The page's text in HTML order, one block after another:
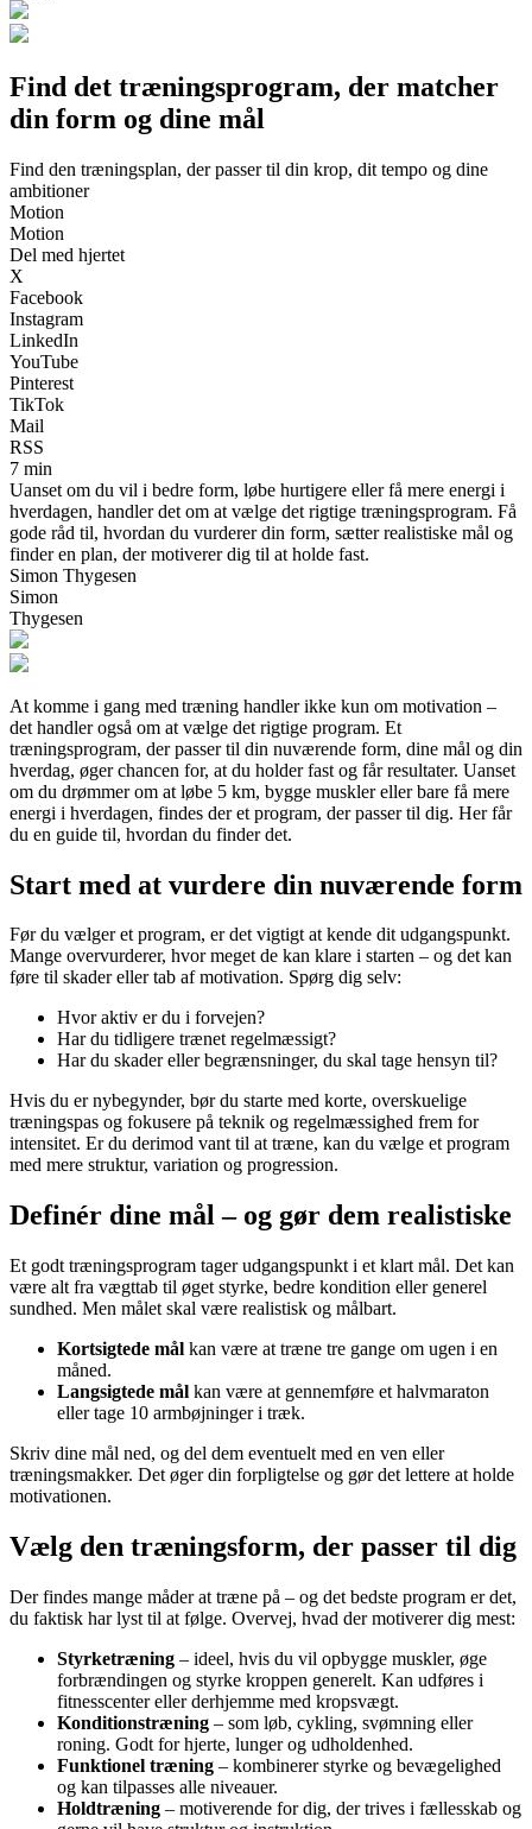
Find det træningsprogram, der matcher
din form og dine mål
Find den træningsplan, der passer til din krop, dit tempo og dine
ambitioner
Motion
Motion
Del med hjertet
X
Facebook
Instagram
LinkedIn
YouTube
Pinterest
TikTok
Mail
RSS
7 min
Uanset om du vil i bedre form, løbe hurtigere eller få mere energi i
hverdagen, handler det om at vælge det rigtige træningsprogram. Få
gode råd til, hvordan du vurderer din form, sætter realistiske mål og
finder en plan, der motiverer dig til at holde fast.
Simon Thygesen
Simon
Thygesen
At komme i gang med træning handler ikke kun om motivation –
det handler også om at vælge det rigtige program. Et
træningsprogram, der passer til din nuværende form, dine mål og din
hverdag, øger chancen for, at du holder fast og får resultater. Uanset
om du drømmer om at løbe 5 km, bygge muskler eller bare få mere
energi i hverdagen, findes der et program, der passer til dig. Her får
du en guide til, hvordan du finder det.
Start med at vurdere din nuværende form
Før du vælger et program, er det vigtigt at kende dit udgangspunkt.
Mange overvurderer, hvor meget de kan klare i starten – og det kan
føre til skader eller tab af motivation. Spørg dig selv:
Hvor aktiv er du i forvejen?
Har du tidligere trænet regelmæssigt?
Har du skader eller begrænsninger, du skal tage hensyn til?
Hvis du er nybegynder, bør du starte med korte, overskuelige
træningspas og fokusere på teknik og regelmæssighed frem for
intensitet. Er du derimod vant til at træne, kan du vælge et program
med mere struktur, variation og progression.
Definér dine mål – og gør dem realistiske
Et godt træningsprogram tager udgangspunkt i et klart mål. Det kan
være alt fra vægttab til øget styrke, bedre kondition eller generel
sundhed. Men målet skal være realistisk og målbart.
Kortsigtede mål kan være at træne tre gange om ugen i en
måned.
Langsigtede mål kan være at gennemføre et halvmaraton
eller tage 10 armbøjninger i træk.
Skriv dine mål ned, og del dem eventuelt med en ven eller
træningsmakker. Det øger din forpligtelse og gør det lettere at holde
motivationen.
Vælg den træningsform, der passer til dig
Der findes mange måder at træne på – og det bedste program er det,
du faktisk har lyst til at følge. Overvej, hvad der motiverer dig mest:
Styrketræning – ideel, hvis du vil opbygge muskler, øge
forbrændingen og styrke kroppen generelt. Kan udføres i
fitnesscenter eller derhjemme med kropsvægt.
Konditionstræning – som løb, cykling, svømning eller
roning. Godt for hjerte, lunger og udholdenhed.
Funktionel træning – kombinerer styrke og bevægelighed
og kan tilpasses alle niveauer.
Holdtræning – motiverende for dig, der trives i fællesskab og